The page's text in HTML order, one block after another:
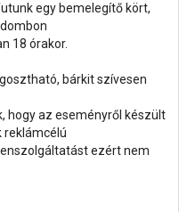
egy bemelegítő kört,
18 órakor.
bárkit szívesen
hogy az eseményről készült
reklámcélú
ezért nem